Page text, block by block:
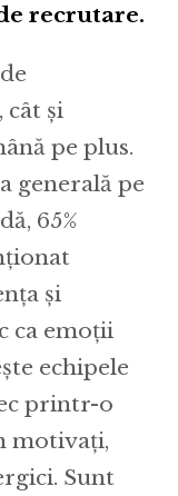
recrutare.
și
pe plus.
generală pe
65%
și
ca emoții
echipele
printr-o
motivați,
Sunt